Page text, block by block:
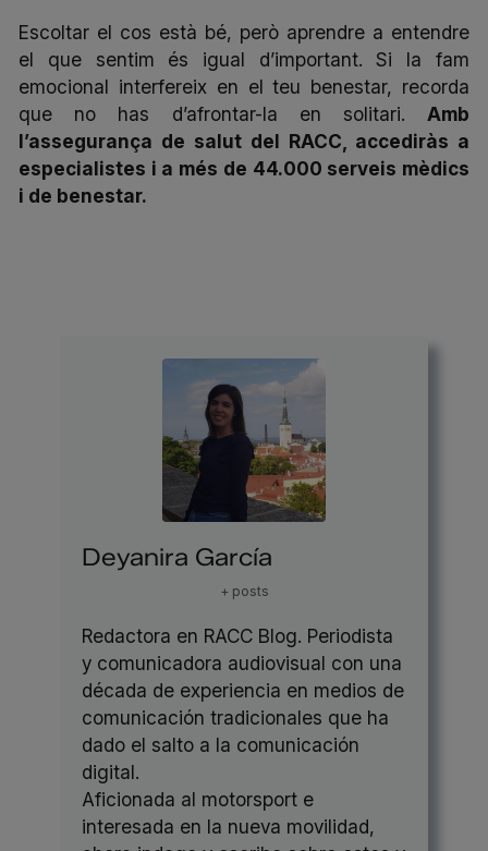
Escoltar el cos està bé, però aprendre a entendre
el que sentim és igual d’important. Si la fam
emocional interfereix en el teu benestar, recorda
que no has d’afrontar-la en solitari. Amb
l’assegurança de salut del RACC , accediràs a
especialistes i a més de 44.000 serveis mèdics
i de benestar.
Deyanira García
+ posts
Redactora en RACC Blog. Periodista
y comunicadora audiovisual con una
década de experiencia en medios de
comunicación tradicionales que ha
dado el salto a la comunicación
digital.
Aficionada al motorsport e
interesada en la nueva movilidad,